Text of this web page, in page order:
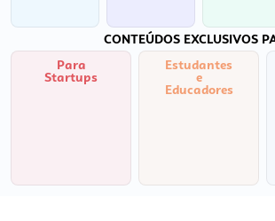
CONTEÚDOS EXCLUSIVOS
Para
Startups
Estudantes
e
Educadores